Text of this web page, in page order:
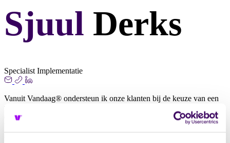
Sjuul Derks
Specialist Implementatie
Vanuit Vandaag® ondersteun ik onze klanten bij de keuze van een
passend Elektronisch Cliënten Dossier (ECD). We onderzoeken o.a.
de behoeften van de organisatie, de gebruiksvriendelijkheid,
beveiliging en privacy. Na de keuze ga ik aan de slag om de